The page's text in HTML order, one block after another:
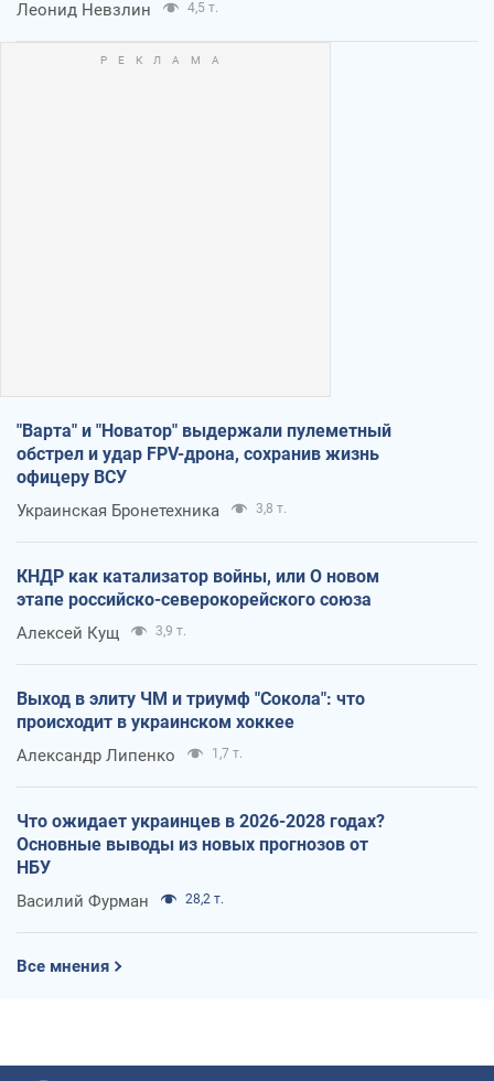
Леонид Невзлин 4,5 т.
"Варта" и "Новатор" выдержали пулеметный
обстрел и удар FPV-дрона, сохранив жизнь
офицеру ВСУ
Украинская Бронетехника 3,8 т.
КНДР как катализатор войны, или О новом
этапе российско-северокорейского союза
Алексей Кущ 3,9 т.
Выход в элиту ЧМ и триумф "Сокола": что
происходит в украинском хоккее
Александр Липенко 1,7 т.
Что ожидает украинцев в 2026-2028 годах?
Основные выводы из новых прогнозов от
НБУ
Василий Фурман 28,2 т.
Все мнения